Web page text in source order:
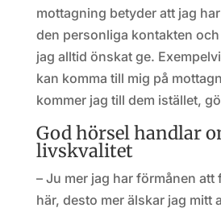
mottagning betyder att jag
den personliga kontakten
jag alltid önskat ge.
kan komma till mig på
kommer jag till dem istället,
God hörsel handlar
livskvalitet
– Ju mer jag har förmånen att
här, desto mer älskar jag mitt